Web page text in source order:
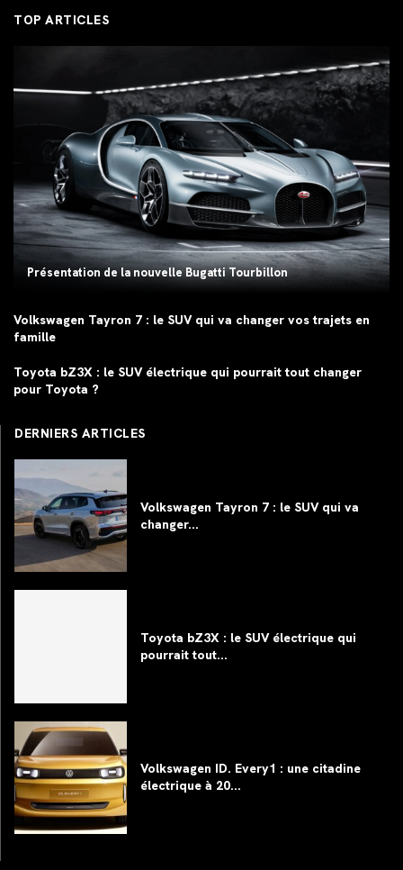
TOP ARTICLES
Présentation de la nouvelle Bugatti Tourbillon
Volkswagen Tayron 7 : le SUV qui va changer vos trajets en
famille
Toyota bZ3X : le SUV électrique qui pourrait tout changer
pour Toyota ?
DERNIERS ARTICLES
Volkswagen Tayron 7 : le SUV qui va
changer...
Toyota bZ3X : le SUV électrique qui
pourrait tout...
Volkswagen ID. Every1 : une citadine
électrique à 20...